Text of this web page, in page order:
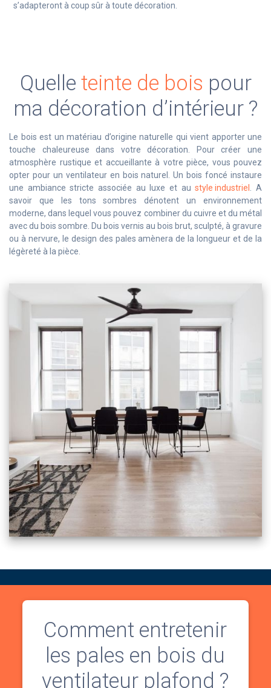
s’adapteront à coup sûr à toute décoration.
Quelle teinte de bois pour
ma décoration d’intérieur ?
Le bois est un matériau d’origine naturelle qui vient apporter une
touche chaleureuse dans votre décoration. Pour créer une
atmosphère rustique et accueillante à votre pièce, vous pouvez
opter pour un ventilateur en bois naturel. Un bois foncé instaure
une ambiance stricte associée au luxe et austyle industriel . A
savoir que les tons sombres dénotent un environnement
moderne, dans lequel vous pouvez combiner du cuivre et du métal
avec du bois sombre. Du bois vernis au bois brut, sculpté, à gravure
ou à nervure, le design des pales amènera de la longueur et de la
légèreté à la pièce.
Comment entretenir
les pales en bois du
ventilateur plafond ?